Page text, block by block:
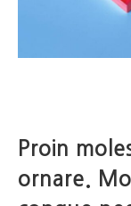
Proin
ornare.